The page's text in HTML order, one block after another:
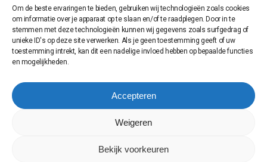
Om de beste ervaringen te bieden, gebruiken wij technologieën zoals cookies
om informatie over je apparaat op te slaan en/of te raadplegen. Door in te
stemmen met deze technologieën kunnen wij gegevens zoals surfgedrag of
unieke ID's op deze site verwerken. Als je geen toestemming geeft of uw
toestemming intrekt, kan dit een nadelige invloed hebben op bepaalde functies
en mogelijkheden.
Accepteren
Weigeren
Bekijk voorkeuren
maximaal geroteerd kon worden. Iebac bleef
nu op gelijke hoogte, maar ook niet meer dan
dat. Uiteindelijk zou op het einde van de
Poperinge met een dertiger op zak huiswaarts
keren. Al bij al een eenvoudige overwinning,